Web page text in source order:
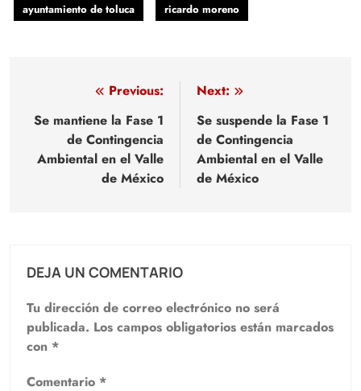
ayuntamiento de toluca
ricardo moreno
Navegación
de
entradas
Previous:
Se mantiene la Fase 1
de Contingencia
Ambiental en el Valle
de México
Next:
Se suspende la Fase 1
de Contingencia
Ambiental en el Valle
de México
DEJA UN COMENTARIO
Tu dirección de correo electrónico no será
publicada. Los campos obligatorios están marcados
con *
Comentario *